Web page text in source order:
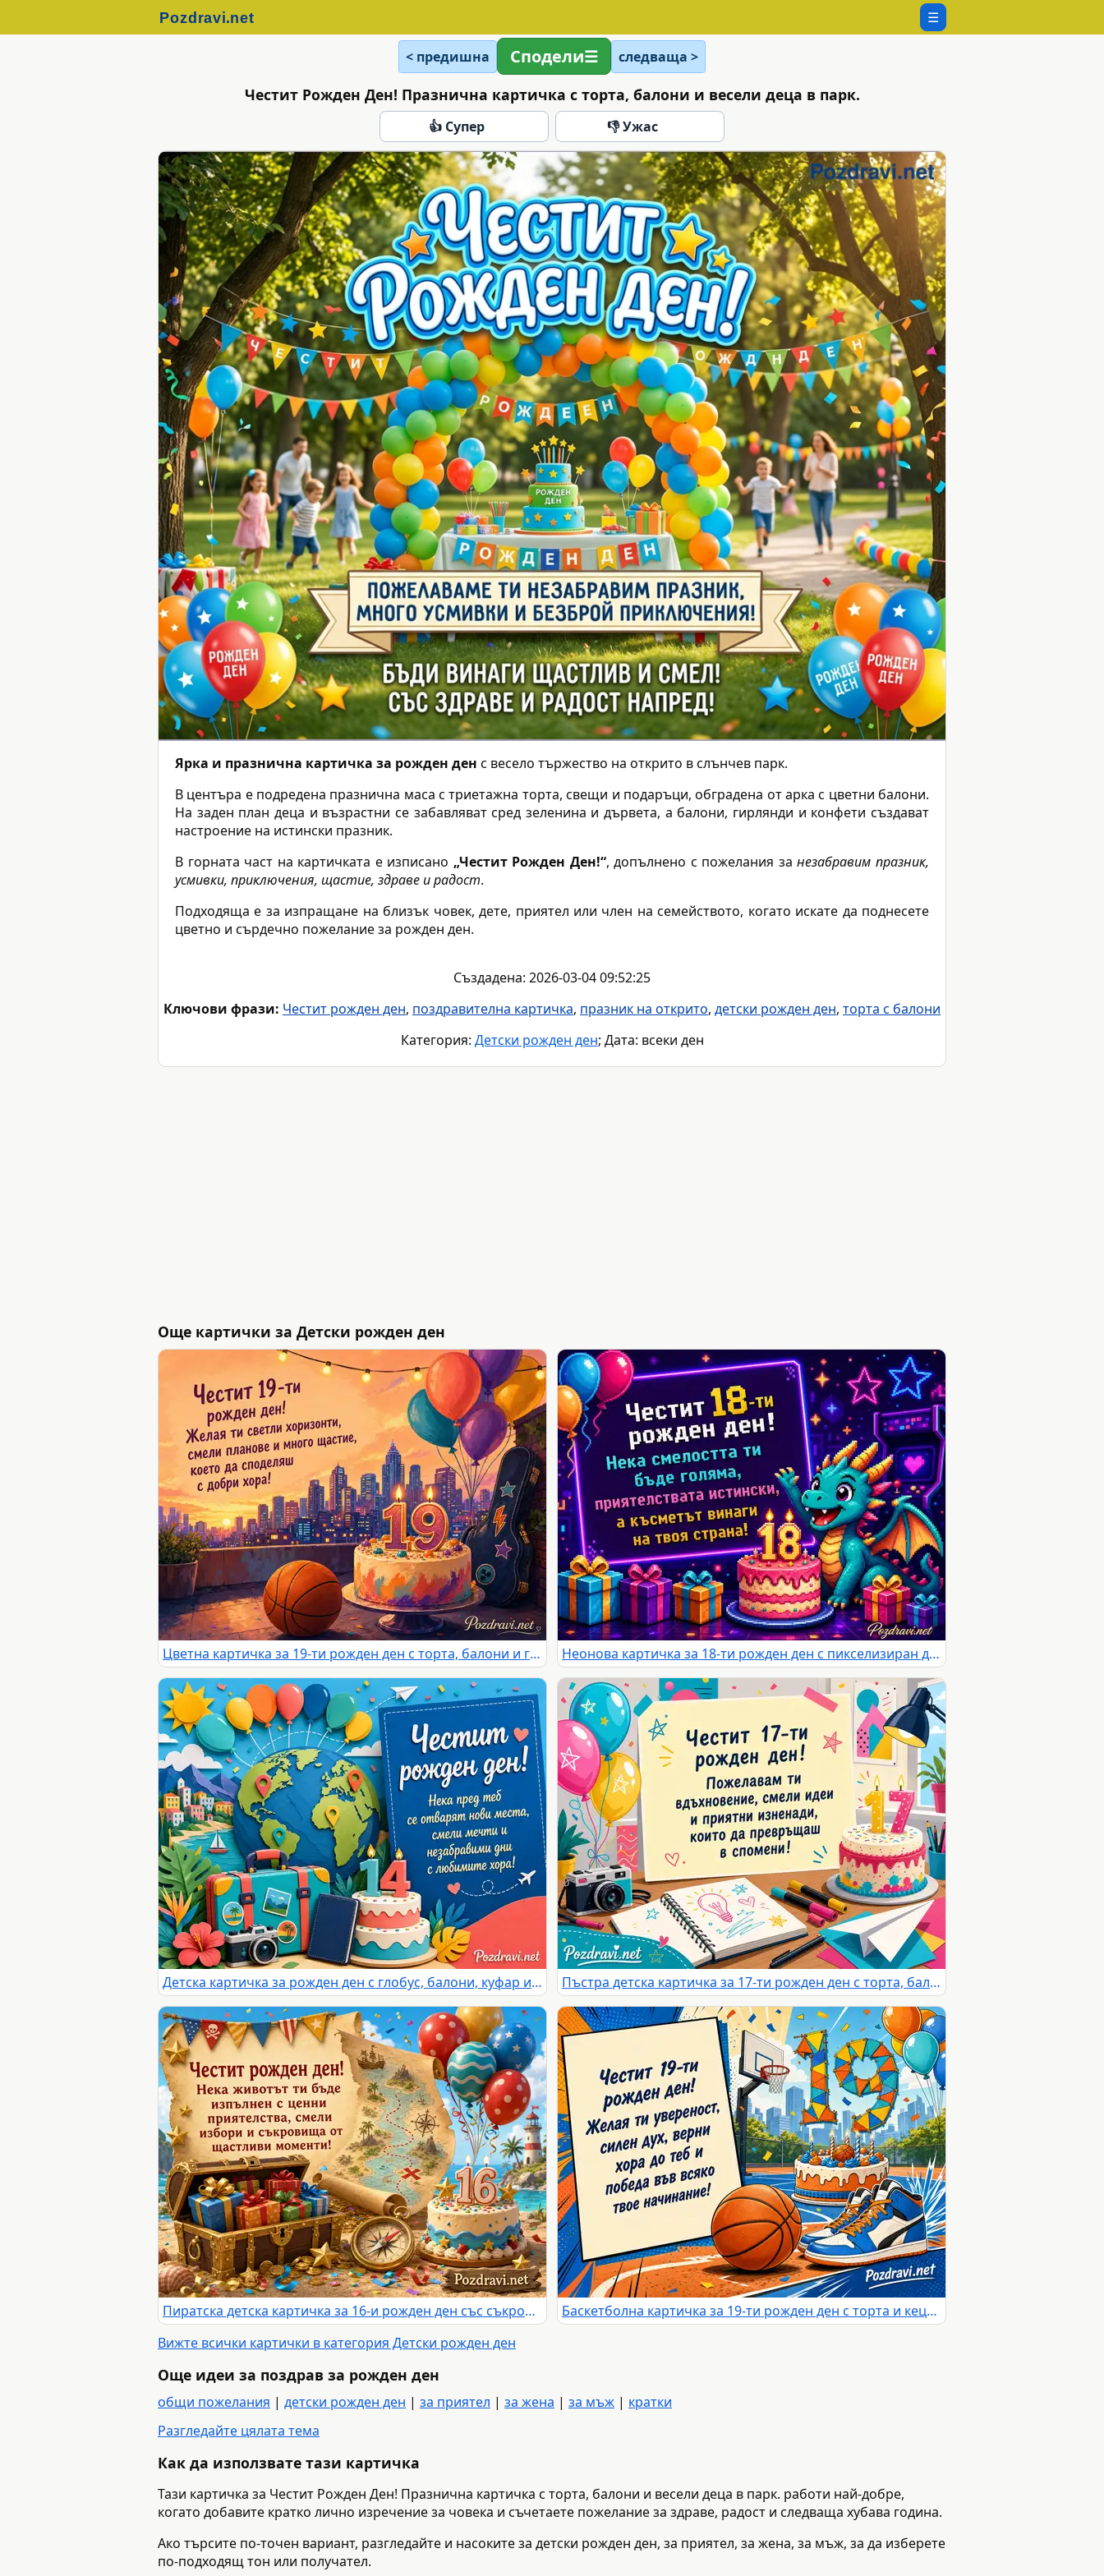
☰
< предишна Сподели следваща >
Честит Рожден Ден! Празнична картичка с торта, балони и весели деца в парк.
👍 Супер 👎 Ужас
Ярка и празнична картичка за рожден ден с весело тържество на открито в слънчев парк.
В центъра е подредена празнична маса с триетажна торта, свещи и подаръци, обградена от арка с цветни балони.
На заден план деца и възрастни се забавляват сред зеленина и дървета, а балони, гирлянди и конфети създават
настроение на истински празник.
В горната част на картичката е изписано „Честит Рожден Ден!“, допълнено с пожелания занезабравим празник,
усмивки, приключения, щастие, здраве и радост.
Подходяща е за изпращане на близък човек, дете, приятел или член на семейството, когато искате да поднесете
цветно и сърдечно пожелание за рожден ден.
Създадена: 2026-03-04 09:52:25
Ключови фрази: Честит рожден ден, поздравителна картичка, празник на открито, детски рожден ден, торта с балони
Категория: Детски рожден ден; Дата: всеки ден
Още картички за Детски рожден ден
Цветна картичка за 19-ти рожден ден с торта, балони и градски залез Неонова картичка за 18-ти рожден ден с пикселизиран дракон
Детска картичка за рожден ден с глобус, балони, куфар и торта 14 Пъстра детска картичка за 17-ти рожден ден с торта, балони и творчески мотиви
Пиратска детска картичка за 16-и рожден ден със съкровища и балони
Баскетболна картичка за 19-ти рожден ден с торта и кецове
Вижте всички картички в категория Детски рожден ден
Още идеи за поздрав за рожден ден
общи пожелания | детски рожден ден | за приятел | за жена | за мъж | кратки
Разгледайте цялата тема
Как да използвате тази картичка
Тази картичка за Честит Рожден Ден! Празнична картичка с торта, балони и весели деца в парк. работи най-добре,
когато добавите кратко лично изречение за човека и съчетаете пожелание за здраве, радост и следваща хубава година.
Ако търсите по-точен вариант, разгледайте и насоките за детски рожден ден, за приятел, за жена, за мъж, за да изберете
по-подходящ тон или получател.